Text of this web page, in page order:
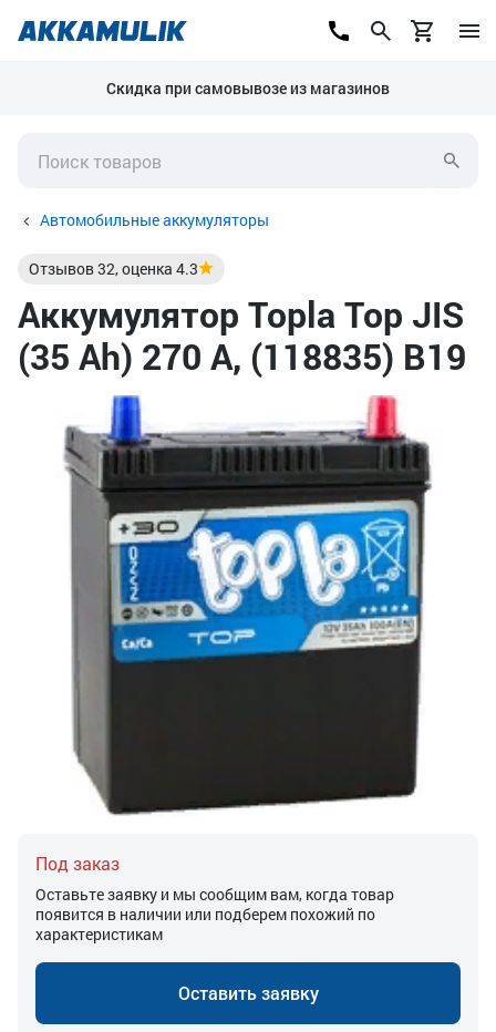
Скидка при самовывозе из магазинов
Автомобильные аккумуляторы
Отзывов32, оценка 4.3
Аккумулятор Topla Top JIS
(35 Ah) 270 А, (118835) B19
Под заказ
Оставьте заявку и мы сообщим вам, когда товар
появится в наличии или подберем похожий по
характеристикам
Оставить заявку